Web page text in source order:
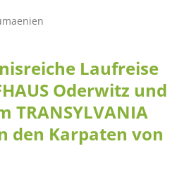
Laufreise
Oderwitz und
TRANSYLVANIA
den Karpaten von